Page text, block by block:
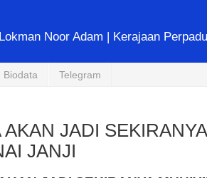
Noor Adam | Kerajaan
Biodata Telegram
AKAN JADI
JANJI